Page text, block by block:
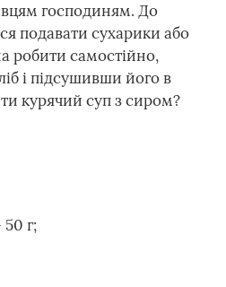
господиням. До
подавати сухарики або
робити самостійно,
і підсушивши його в
курячий суп з сиром?
г;